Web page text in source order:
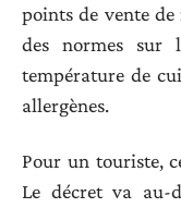
points de vente
des normes sur
température de
allergènes.
Pour un touriste,
Le décret va au-